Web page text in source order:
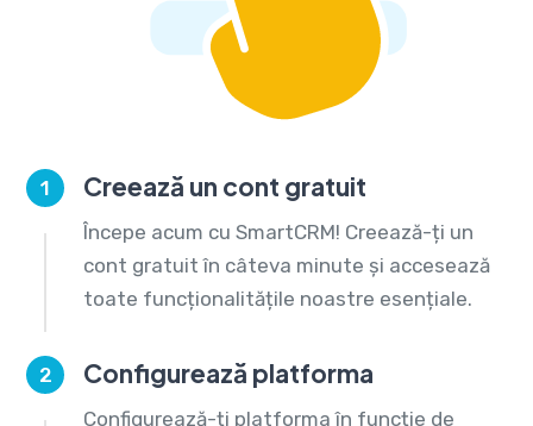
1 Creează un cont gratuit
Începe acum cu SmartCRM! Creează-ți un
cont gratuit în câteva minute și accesează
toate funcționalitățile noastre esențiale.
2 Configurează platforma
Configurează-ți platforma în funcție de